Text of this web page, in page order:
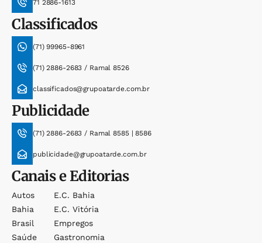
71 2886-1613
Classificados
(71) 99965-8961
(71) 2886-2683 / Ramal 8526
classificados@grupoatarde.com.br
Publicidade
(71) 2886-2683 / Ramal 8585 | 8586
publicidade@grupoatarde.com.br
Canais e Editorias
Autos
Bahia
Brasil
Saúde
E.c. Bahia
E.c. Vitória
Empregos
Gastronomia